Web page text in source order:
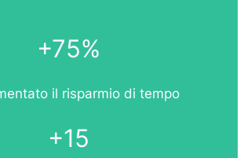
+75%
il risparmio di tempo
+15